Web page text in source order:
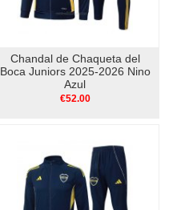
Chandal de Chaqueta del
Boca Juniors 2025-2026 Nino
Azul
€52.00